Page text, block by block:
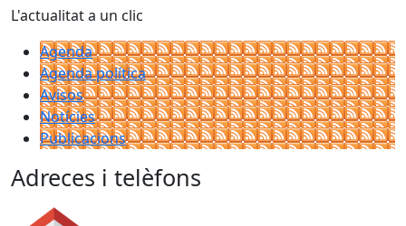
L'actualitat a un clic
Agenda
Agenda política
Avisos
Notícies
Publicacions
Adreces i telèfons